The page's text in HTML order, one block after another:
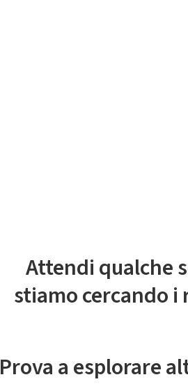
Attendi qualche
stiamo cercando
Prova a esplorare